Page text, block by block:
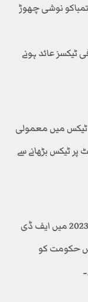
فیصد افراد نے تمباکو نوشی چھوڑ
پر 60 ارب کے اضافی ٹیکسز عائد ہونے
سے ٹیکس میں معمولی
پر ٹیکس بڑھانے سے
اب یہ موقف غلط ثابت ہوا ہے کیونکہ فروری 2023 میں ایف ڈی
حکومت کو